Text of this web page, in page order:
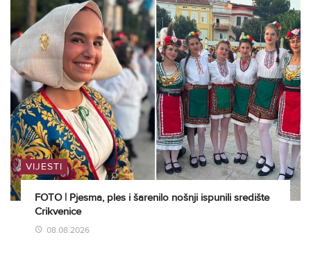
VIJESTI
FOTO | Pjesma, ples i šarenilo nošnji ispunili središte
Crikvenice
08.08.2026